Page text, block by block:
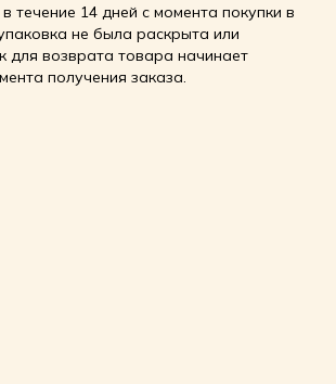
течение 14 дней с момента покупки в
не была раскрыта или
для возврата товара начинает
получения заказа.